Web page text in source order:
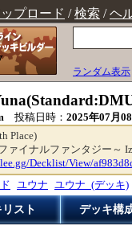
プロード /検索 /ヘ
ランダム表示
投稿日時： 2025年07月
Place)
ァイナルファンタジー～
Decklist/View/
ユウナ ユウナ_(デッキ)
スト デッキ構